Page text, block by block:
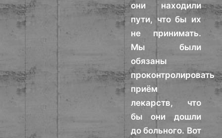
они находили
пути, что бы их
не принимать.
Мы были
обязаны
проконтролировать
приём
лекарств, что
бы они дошли
до больного. Вот